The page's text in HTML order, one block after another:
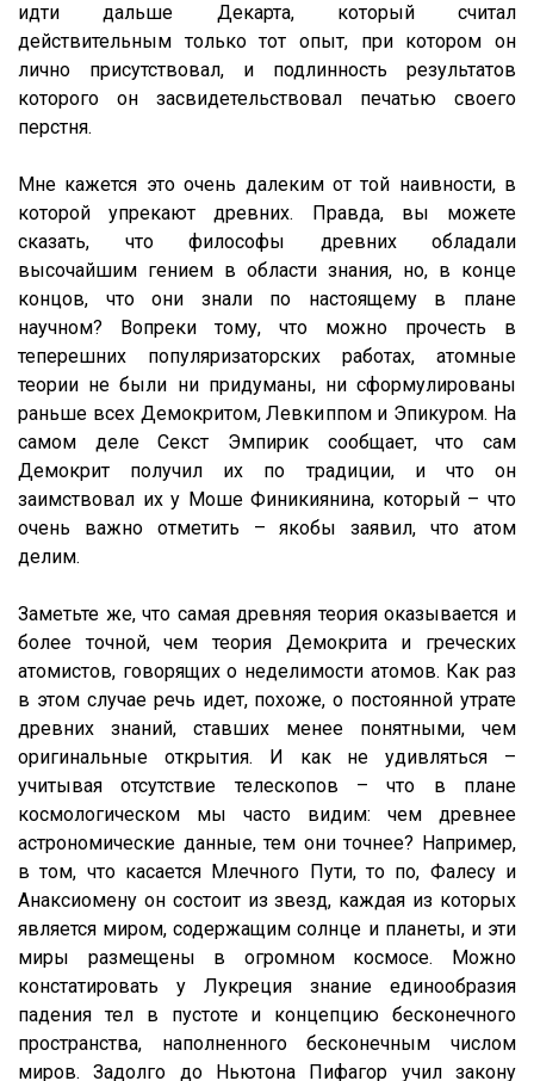
идти дальше Декарта, который считал
действительным только тот опыт, при котором он
лично присутствовал, и подлинность результатов
которого он засвидетельствовал печатью своего
перстня.
Мне кажется это очень далеким от той наивности, в
которой упрекают древних. Правда, вы можете
сказать, что философы древних обладали
высочайшим гением в области знания, но, в конце
концов, что они знали по настоящему в плане
научном? Вопреки тому, что можно прочесть в
теперешних популяризаторских работах, атомные
теории не были ни придуманы, ни сформулированы
раньше всех Демокритом, Левкиппом и Эпикуром. На
самом деле Секст Эмпирик сообщает, что сам
Демокрит получил их по традиции, и что он
заимствовал их у Моше Финикиянина, который – что
очень важно отметить – якобы заявил, что атом
делим.
Заметьте же, что самая древняя теория оказывается и
более точной, чем теория Демокрита и греческих
атомистов, говорящих о неделимости атомов. Как раз
в этом случае речь идет, похоже, о постоянной утрате
древних знаний, ставших менее понятными, чем
оригинальные открытия. И как не удивляться –
учитывая отсутствие телескопов – что в плане
космологическом мы часто видим: чем древнее
астрономические данные, тем они точнее? Например,
в том, что касается Млечного Пути, то по, Фалесу и
Анаксиомену он состоит из звезд, каждая из которых
является миром, содержащим солнце и планеты, и эти
миры размещены в огромном космосе. Можно
констатировать у Лукреция знание единообразия
падения тел в пустоте и концепцию бесконечного
пространства, наполненного бесконечным числом
миров. Задолго до Ньютона Пифагор учил закону